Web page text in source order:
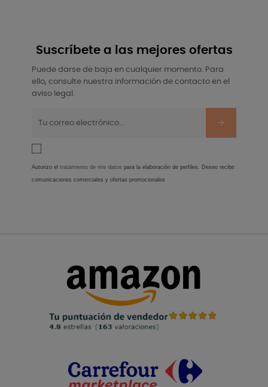
Suscríbete a las mejores ofertas
Puede darse de baja en cualquier momento. Para
ello, consulte nuestra información de contacto en el
aviso legal.
Autorizo el tratamiento de mis datos para la elaboración de perfiles. Deseo recibir
comunicaciones comerciales y ofertas promocionales